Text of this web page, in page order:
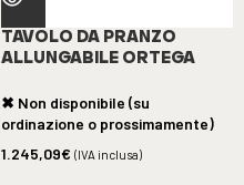
TAVOLO DA PRANZO
ALLUNGABILE ORTEGA
✖ Non disponibile (su
ordinazione o prossimamente)
1.245,09€ (IVA inclusa)